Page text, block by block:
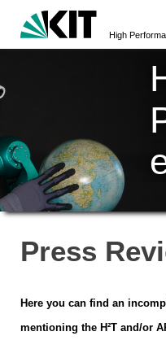
Press
Here you can find an
mentioning the H²T and/or